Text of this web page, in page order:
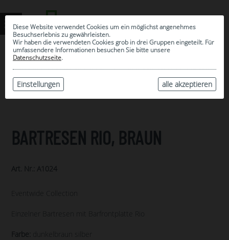
Diese Website verwendet Cookies um ein möglichst angenehmes
Besuchserlebnis zu gewährleisten.
Wir haben die verwendeten Cookies grob in drei Gruppen eingeteilt. Für
umfassendere Informationen besuchen Sie bitte unsere
Datenschutzseite.
alle akzeptieren
Einstellungen
ARCHIV
BARTRESEN RIO, BRAUN
Art. Nr.: A1024
Eventwide Collection
Einzelner Bartresen mit Barfrontplatte Rio
Farbe: dunkelbraun silber